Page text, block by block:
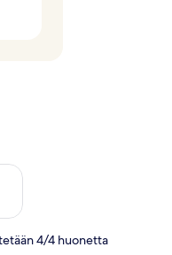
14 - elok. 16
4/4 huonetta